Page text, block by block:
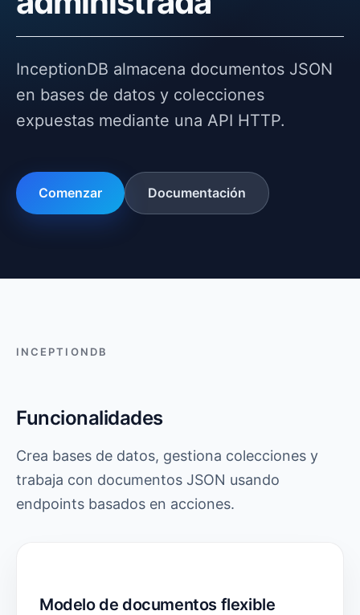
InceptionDB almacena documentos JSON
en bases de datos y colecciones
expuestas mediante una API HTTP.
Comenzar Documentación
INCEPTIONDB
Funcionalidades
Crea bases de datos, gestiona colecciones y
trabaja con documentos JSON usando
endpoints basados en acciones.
Modelo de documentos flexible